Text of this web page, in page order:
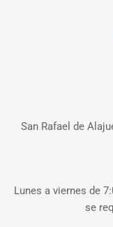
San Rafael de
Lunes a viernes de
se